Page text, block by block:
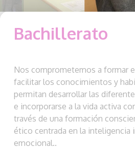
Bachillerato
Nos comprometemos a formar
facilitar los conocimientos y
permitan desarrollar las
e incorporarse a la vida activa
través de una formación
ético centrada en la inteligencia
emocional..